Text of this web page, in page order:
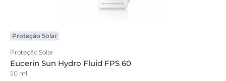
Proteção Solar
Proteção Solar
Eucerin Sun Hydro Fluid FPS 60
50 ml